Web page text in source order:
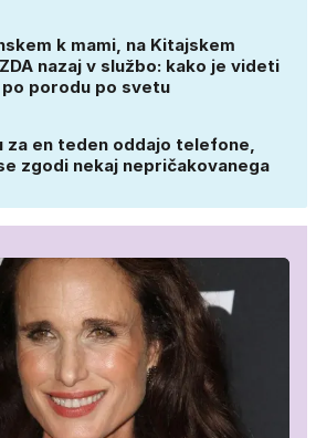
k mami, na Kitajskem
nazaj v službo: kako je videti
porodu po svetu
za en teden oddajo telefone,
zgodi nekaj nepričakovanega